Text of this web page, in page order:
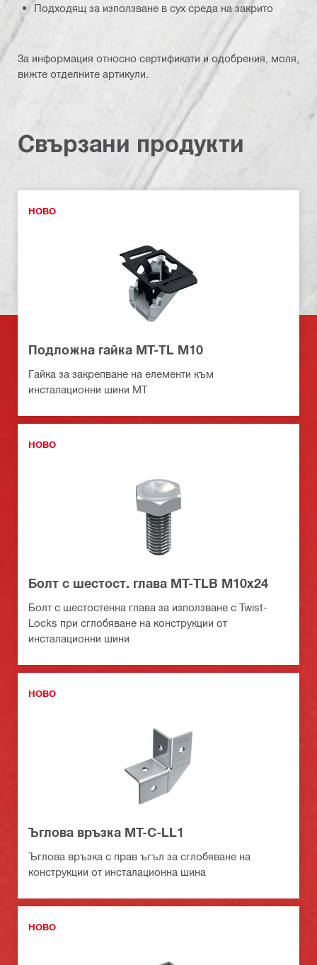
Подходящ за използване в сух среда на закрито
За информация относно сертификати и одобрения, моля,
вижте отделните артикули.
Свързани продукти
НОВО
Подложна гайка MT-TL M10
Гайка за закрепване на елементи към
инсталационни шини MT
НОВО
Болт с шестост. глава MT-TLB M10x24
Болт с шестостенна глава за използване с Twist-
Locks при сглобяване на конструкции от
инсталационни шини
НОВО
Ъглова връзка MT-C-LL1
Ъглова връзка с прав ъгъл за сглобяване на
конструкции от инсталационна шина
НОВО